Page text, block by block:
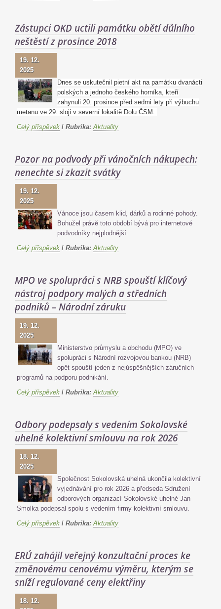
Zástupci OKD uctili památku obětí důlního
neštěstí z prosince 2018
19. 12.
2025
Dnes se uskutečnil pietní akt na památku dvanácti
polských a jednoho českého horníka, kteří
zahynuli 20. prosince před sedmi lety při výbuchu
metanu ve 29. sloji v severní lokalitě Dolu ČSM.
Celý příspěvek / Rubrika: Aktuality
Pozor na podvody při vánočních nákupech:
nenechte si zkazit svátky
19. 12.
2025
Vánoce jsou časem klid, dárků a rodinné pohody.
Bohužel právě toto období bývá pro internetové
podvodníky nejplodnější.
Celý příspěvek / Rubrika: Aktuality
MPO ve spolupráci s NRB spouští klíčový
nástroj podpory malých a středních
podniků – Národní záruku
19. 12.
2025
Ministerstvo průmyslu a obchodu (MPO) ve
spolupráci s Národní rozvojovou bankou (NRB)
opět spouští jeden z nejúspěšnějších záručních
programů na podporu podnikání.
Celý příspěvek / Rubrika: Aktuality
Odbory podepsaly s vedením Sokolovské
uhelné kolektivní smlouvu na rok 2026
18. 12.
2025
Společnost Sokolovská uhelná ukončila kolektivní
vyjednávání pro rok 2026 a předseda Sdružení
odborových organizací Sokolovské uhelné Jan
Smolka podepsal spolu s vedením firmy kolektivní smlouvu.
Celý příspěvek / Rubrika: Aktuality
ERÚ zahájil veřejný konzultační proces ke
změnovému cenovému výměru, kterým se
sníží regulované ceny elektřiny
18. 12.